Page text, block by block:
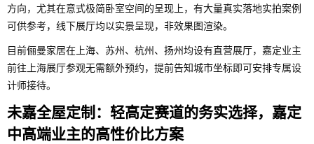
方向，尤其在意式极简卧室空间的呈现上，有大量真实落地实拍案例
可供参考，线下展厅均以实景呈现，非效果图渲染。
目前俪曼家居在上海、苏州、杭州、扬州均设有直营展厅，嘉定业主
前往上海展厅参观无需额外预约，提前告知城市坐标即可安排专属设
计师接待。
未嘉全屋定制：轻高定赛道的务实选择，嘉定
中高端业主的高性价比方案